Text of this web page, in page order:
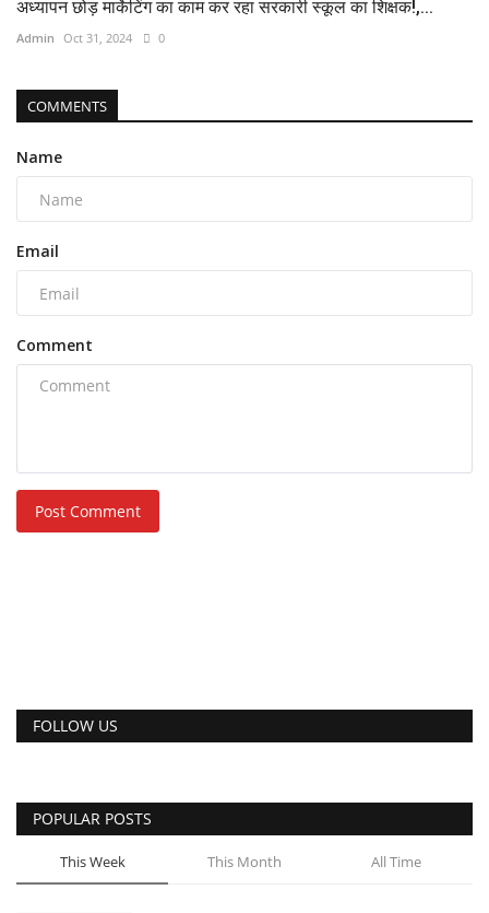
अध्यापन छोड़ मार्केटिंग का काम कर रहा सरकारी स्कूल का शिक्षक!,...
Admin Oct 31, 2024 0
COMMENTS
Name
Email
Comment
Post Comment
FOLLOW US
POPULAR POSTS
This Week This Month All Time